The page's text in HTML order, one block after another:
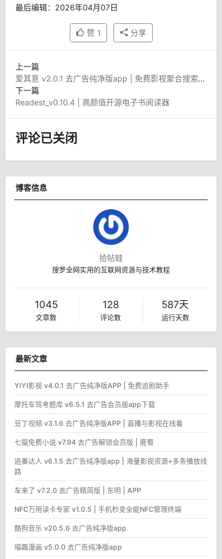
最后编辑：2026年04月07日
赞 1 分享
上一篇
爱其意 v2.0.1 去广告纯净版app | 免费影视聚合搜索平台
下一篇
Readest_v0.10.4 | 高颜值开源电子书阅读器
评论已关闭
博客信息
拾帖蛙
搜罗全网实用的互联网资源与技术教程
1045
文章数
128
评论数
587天
运行天数
最新文章
YIYI影视 v4.0.1 去广告纯净版APP | 免费追剧助手
摩托车驾考题库 v6.5.1 去广告会员版app下载
豆丁视频 v3.1.6 去广告纯净版APP | 直播与影视在线看
七猫免费小说 v7.94 去广告解锁会员版 | 鹿蜀
追番达人 v6.1.5 去广告纯净版app | 海量影视资源+多条播放线
路
车来了 v7.2.0 去广告精简版 | 东明 | APP
NFC万用读卡专家 v1.0.5 | 手机秒变全能NFC管理终端
酷狗音乐 v20.5.6 去广告纯净版app
喵趣漫画 v5.0.0 去广告纯净版app